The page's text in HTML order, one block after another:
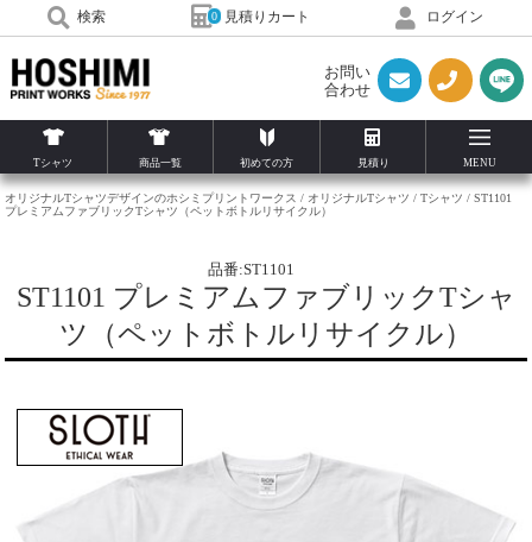
検索 0 見積りカート ログイン
お問い
合わせ
Tシャツ 商品一覧 初めての方 見積り MENU
オリジナルTシャツデザインのホシミプリントワークス オリジナルTシャツ Tシャツ
ST1101
プレミアムファブリックTシャツ（ペットボトルリサイクル）
品番:ST1101
ST1101 プレミアムファブリックTシャ
ツ（ペットボトルリサイクル）